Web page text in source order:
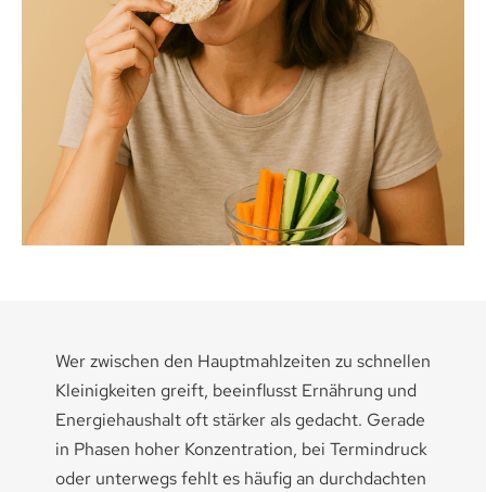
Medikamenten-Tipps
Ratgeber & Lebenshilfe
Wer zwischen den Hauptmahlzeiten zu schnellen
Kleinigkeiten greift, beeinflusst Ernährung und
Energiehaushalt oft stärker als gedacht. Gerade
in Phasen hoher Konzentration, bei Termindruck
oder unterwegs fehlt es häufig an durchdachten